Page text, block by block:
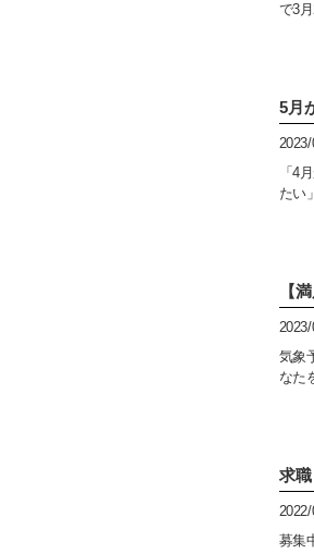
で3
5月
「4
たい
【
気象
なた
求
募集